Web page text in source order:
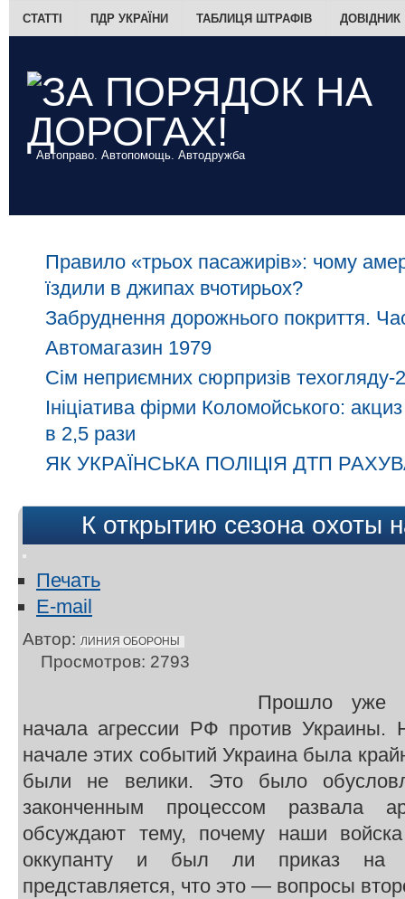
Автоправо. Автопомощь. Автодружба
СТАТТІ ПДР УКРАЇНИ ТАБЛИЦЯ ШТРАФІВ ДОВІДНИК
Правило «трьох пасажирів»: чому
їздили в джипах вчотирьох?
Забруднення дорожнього покриття.
Автомагазин 1979
Сім неприємних сюрпризів техогляду-
Ініціатива фірми Коломойського:
в 2,5 рази
ЯК УКРАЇНСЬКА ПОЛІЦІЯ ДТП
К открытию сезона охоты
Печать
E-mail
Автор: ЛИНИЯ ОБОРОНЫ
Просмотров: 2793
Прошло уже
начала агрессии РФ против Украины.
начале этих событий Украина была
были не велики. Это было
законченным процессом развала
обсуждают тему, почему наши
оккупанту и был ли приказ на
представляется, что это — вопросы